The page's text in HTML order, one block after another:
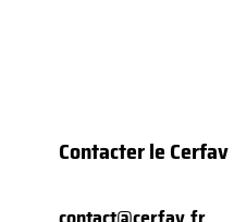
Contacter le Cerfav